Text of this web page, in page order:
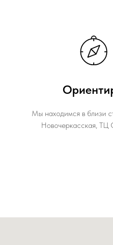
Мы находимся в близи
Новочеркасская, ТЦ